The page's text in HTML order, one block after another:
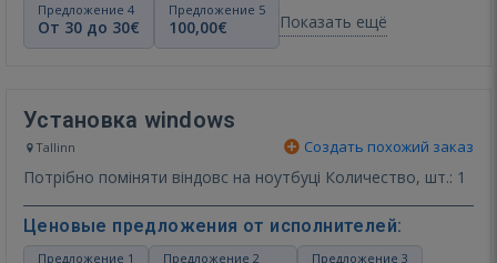
Предложение 4
От 30 до 30€
Предложение 5
100,00€ Показать ещё
Установка windows
Tallinn Создать похожий заказ
Потрібно поміняти віндовс на ноутбуці Количество, шт.: 1
Ценовые предложения от исполнителей:
Предложение 1 Предложение 2 Предложение 3